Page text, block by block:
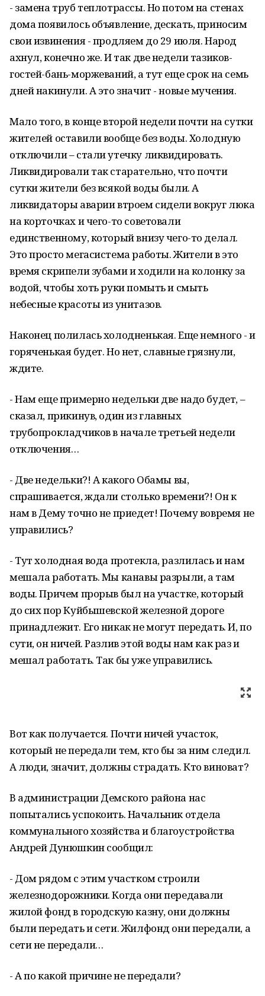
- замена труб теплотрассы. Но потом на стенах
дома появилось объявление, дескать, приносим
свои извинения - продляем до 29 июля. Народ
ахнул, конечно же. И так две недели тазиков-
гостей-бань-моржеваний, а тут еще срок на семь
дней накинули. А это значит - новые мучения.
Мало того, в конце второй недели почти на сутки
жителей оставили вообще без воды. Холодную
отключили – стали утечку ликвидировать.
Ликвидировали так старательно, что почти
сутки жители без всякой воды были. А
ликвидаторы аварии втроем сидели вокруг люка
на корточках и чего-то советовали
единственному, который внизу чего-то делал.
Это просто мегасистема работы. Жители в это
время скрипели зубами и ходили на колонку за
водой, чтобы хоть руки помыть и смыть
небесные красоты из унитазов.
Наконец полилась холодненькая. Еще немного - и
горяченькая будет. Но нет, славные грязнули,
ждите.
- Нам еще примерно недельки две надо будет, –
сказал, прикинув, один из главных
трубопрокладчиков в начале третьей недели
отключения…
- Две недельки?! А какого Обамы вы,
спрашивается, ждали столько времени?! Он к
нам в Дему точно не приедет! Почему вовремя не
управились?
- Тут холодная вода протекла, разлилась и нам
мешала работать. Мы канавы разрыли, а там
воды. Причем прорыв был на участке, который
до сих пор Куйбышевской железной дороге
принадлежит. Его никак не могут передать. И, по
сути, он ничей. Разлив этой воды нам как раз и
мешал работать. Так бы уже управились.
Вот как получается. Почти ничей участок,
который не передали тем, кто бы за ним следил.
А люди, значит, должны страдать. Кто виноват?
В администрации Демского района нас
попытались успокоить. Начальник отдела
коммунального хозяйства и благоустройства
Андрей Дунюшкин сообщил:
- Дом рядом с этим участком строили
железнодорожники. Когда они передавали
жилой фонд в городскую казну, они должны
были передать и сети. Жилфонд они передали, а
сети не передали…
- А по какой причине не передали?